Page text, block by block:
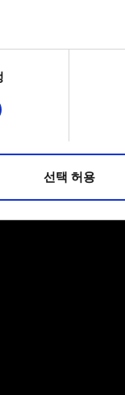
location which
for specific
and set
개선하기 위해 사
의 일부를 저희 파
선택 허용